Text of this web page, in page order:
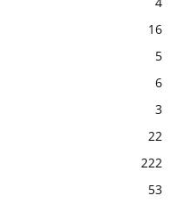
16
5
6
3
22
222
53